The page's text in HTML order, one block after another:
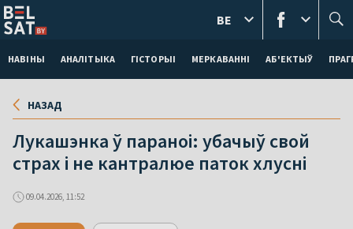
НАВІНЫ АНАЛІТЫКА ГІСТОРЫІ МЕРКАВАННI АБ'ЕКТЫЎ
BE
НАЗАД
Лукашэнка ў параноі: убачыў свой
страх і не кантралюе паток хлусні
09.04.2026, 11:52